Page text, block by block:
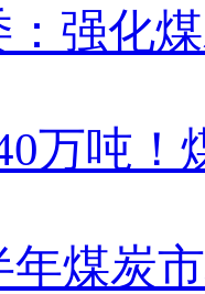
：强化
万吨！
年煤炭